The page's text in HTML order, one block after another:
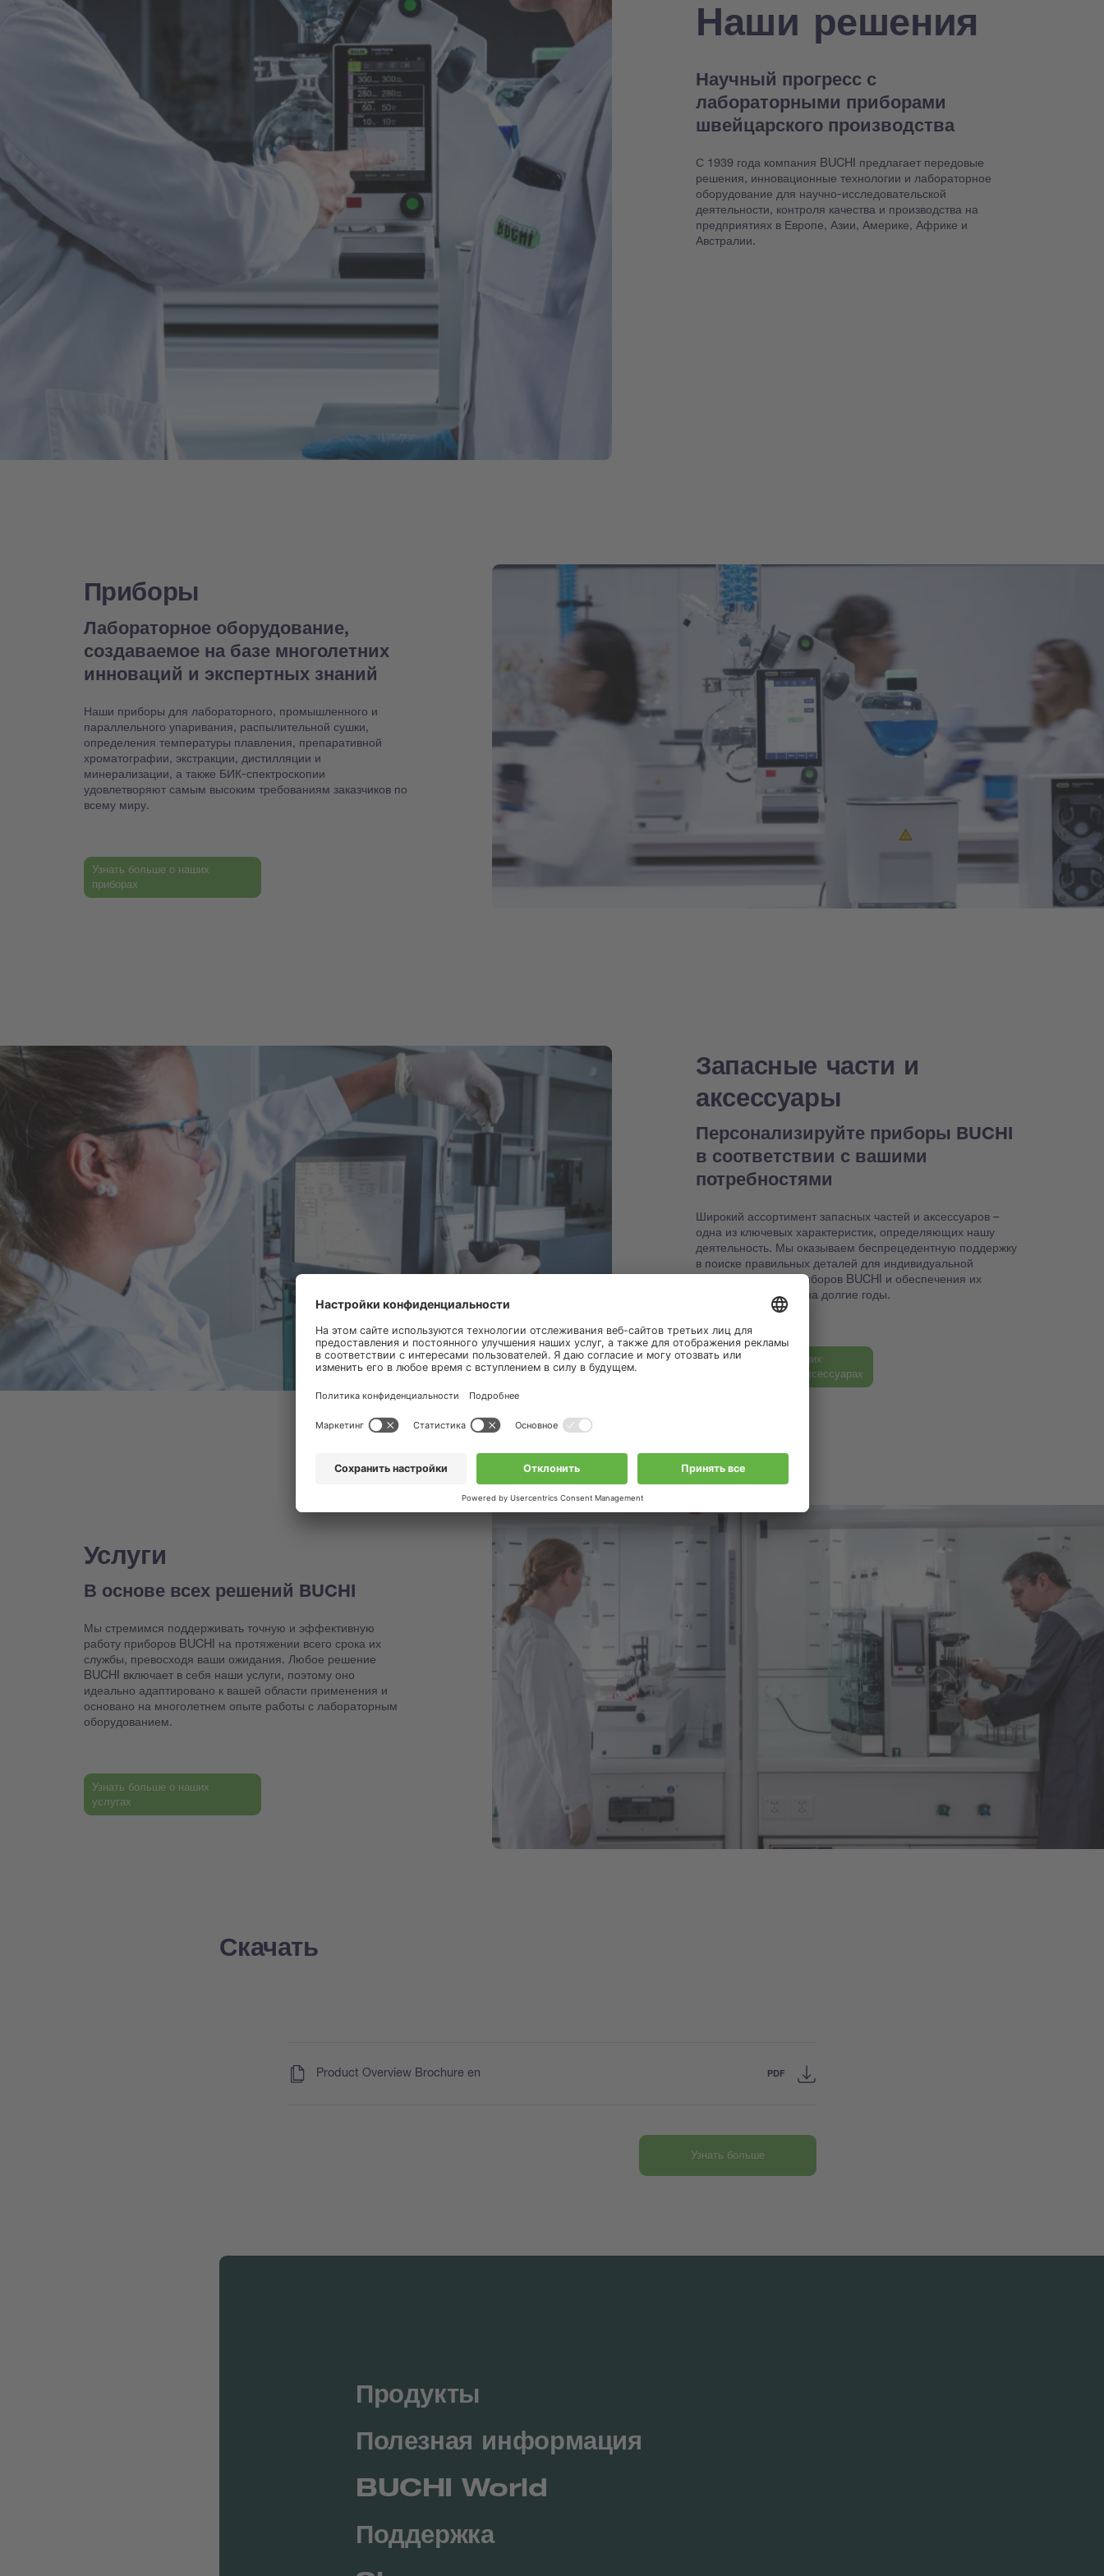
Наши решения
Научный прогресс с
лабораторными приборами
швейцарского производства
С 1939 года компания BUCHI предлагает передовые
решения, инновационные технологии и лабораторное
оборудование для научно-исследовательской
деятельности, контроля качества и производства на
предприятиях в Европе, Азии, Америке, Африке и
Австралии.
Приборы
Лабораторное оборудование,
создаваемое на базе многолетних
инноваций и экспертных знаний
Наши приборы для лабораторного, промышленного и
параллельного упаривания, распылительной сушки,
определения температуры плавления, препаративной
хроматографии, экстракции, дистилляции и
минерализации, а также БИК-спектроскопии
удовлетворяют самым высоким требованиям заказчиков по
всему миру.
Узнать больше о наших
приборах
Запасные части и
аксессуары
Персонализируйте приборы BUCHI
в соответствии с вашими
потребностями
Широкий ассортимент запасных частей и аксессуаров –
одна из ключевых характеристик, определяющих нашу
деятельность. Мы оказываем беспрецедентную поддержку
в поиске правильных деталей для индивидуальной
настройки ваших приборов BUCHI и обеспечения их
работоспособности на долгие годы.
Узнать больше о наших
запасных частях и аксессуарах
Услуги
В основе всех решений BUCHI
Мы стремимся поддерживать точную и эффективную
работу приборов BUCHI на протяжении всего срока их
службы, превосходя ваши ожидания. Любое решение
BUCHI включает в себя наши услуги, поэтому оно
идеально адаптировано к вашей области применения и
основано на многолетнем опыте работы с лабораторным
оборудованием.
Узнать больше о наших
услугах
Скачать
Product Overview Brochure en PDF
Узнать больше
Продукты
Полезная информация
BUCHI World
Поддержка